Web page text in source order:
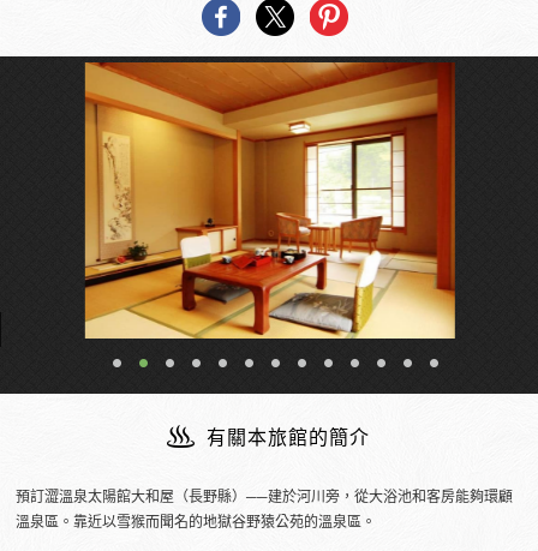
有關本旅館的簡介
預訂澀溫泉太陽館大和屋（長野縣）──建於河川旁，從大浴池和客房能夠環顧
溫泉區。靠近以雪猴而聞名的地獄谷野猿公苑的溫泉區。